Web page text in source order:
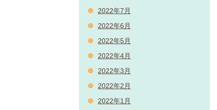
2022年7月
2022年6月
2022年5月
2022年4月
2022年3月
2022年2月
2022年1月